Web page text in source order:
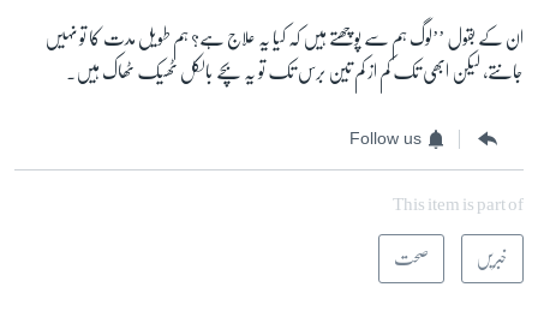
ان کے بقول ’’لوگ ہم سے پوچھتے ہیں کہ کیا یہ علاج ہے؟ ہم طویل مدت کا تو نہیں
جانتے، لیکن ابھی تک کم از کم تین برس تک تو یہ بچے بالکل ٹھیک ٹھاک ہیں۔
Follow us
This item is part of
خبریں صحت